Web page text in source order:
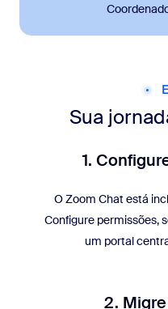
Sua
1.
O Zoom Chat está
Configure permissões,
um portal
2.